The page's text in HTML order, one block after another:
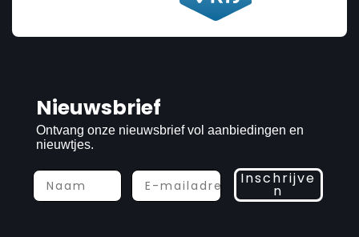
€50
Vermogen
Nieuwsbrief
Ontvang onze nieuwsbrief vol aanbiedingen en
nieuwtjes.
Inschrijve
n